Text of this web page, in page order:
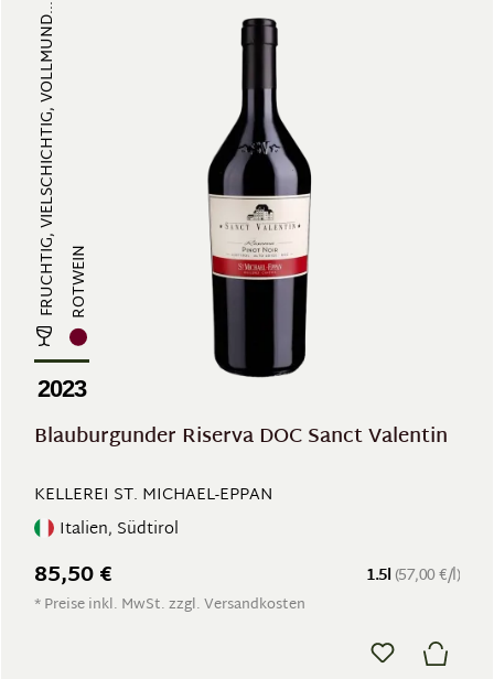
FRUCHTIG, VIELSCHICHTIG, VOLLMUND... ROTWEIN
2023
Blauburgunder Riserva DOC Sanct Valentin
KELLEREI ST. MICHAEL-EPPAN
Italien, Südtirol
1.5l (57,00 €/l)
85,50 €
* Preise inkl. MwSt. zzgl. Versandkosten